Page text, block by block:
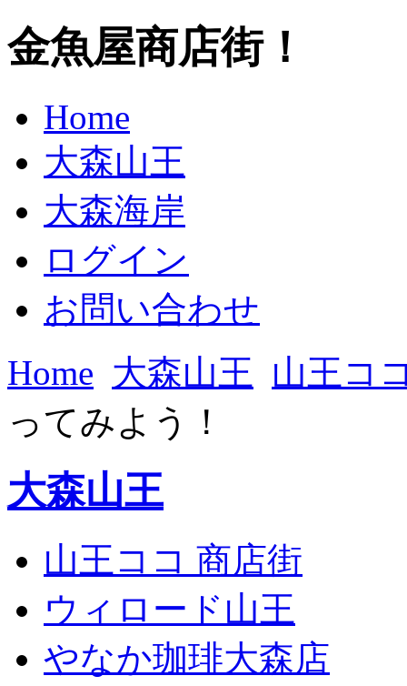
金魚屋商店街！
Home
大森山王
大森海岸
ログイン
お問い合わせ
Home 大森山王
山王コ
ってみよう！
大森山王
山王ココ 商店街
ウィロード山王
やなか珈琲大森店